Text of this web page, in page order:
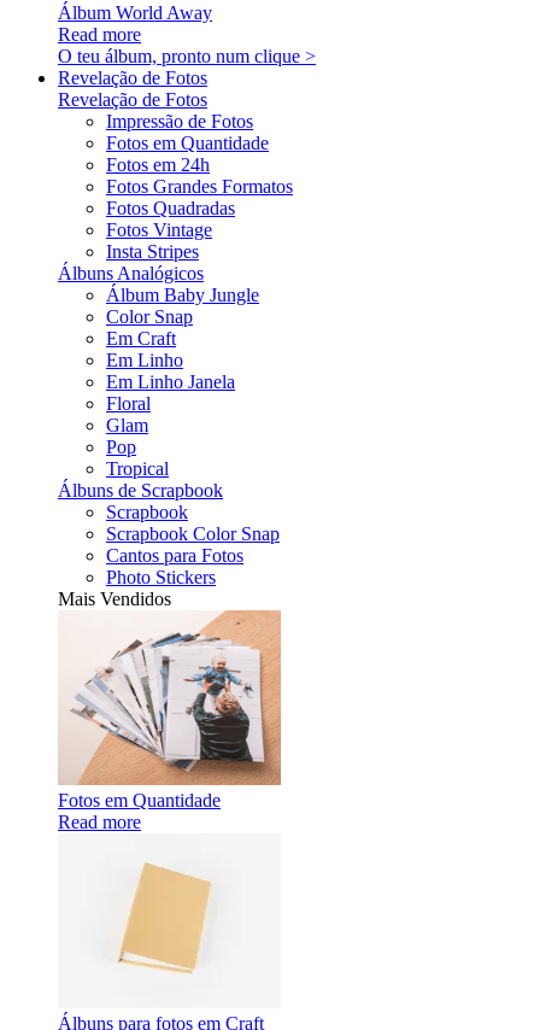
Álbum World Away
Read more
O teu álbum, pronto num clique >
Revelação de Fotos
Revelação de Fotos
Impressão de Fotos
Fotos em Quantidade
Fotos em 24h
Fotos Grandes Formatos
Fotos Quadradas
Fotos Vintage
Insta Stripes
Álbuns Analógicos
Álbum Baby Jungle
Color Snap
Em Craft
Em Linho
Em Linho Janela
Floral
Glam
Pop
Tropical
Álbuns de Scrapbook
Scrapbook
Scrapbook Color Snap
Cantos para Fotos
Photo Stickers
Mais Vendidos
Fotos em Quantidade
Read more
Álbuns para fotos em Craft